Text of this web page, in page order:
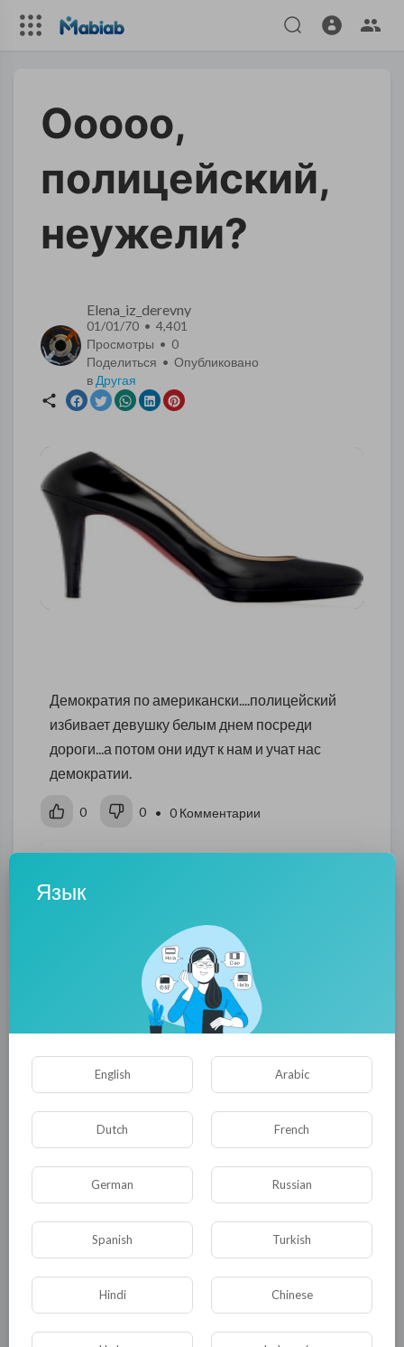
Ооооо,
полицейский,
неужели?
Elena_iz_derevny
01/01/70 • 4,401
Просмотры • 0
Поделиться • Опубликовано
в Другая
Демократия по американски....полицейский
избивает девушку белым днем посреди
дороги...а потом они идут к нам и учат нас
демократии.
0 0 • 0 Комментарии
Комментариев нет
КАТЕГОРИИ
Общая Политика В мире
Общество Происшествия События
Язык
English Arabic
Dutch French
German Russian
Spanish Turkish
Hindi Chinese